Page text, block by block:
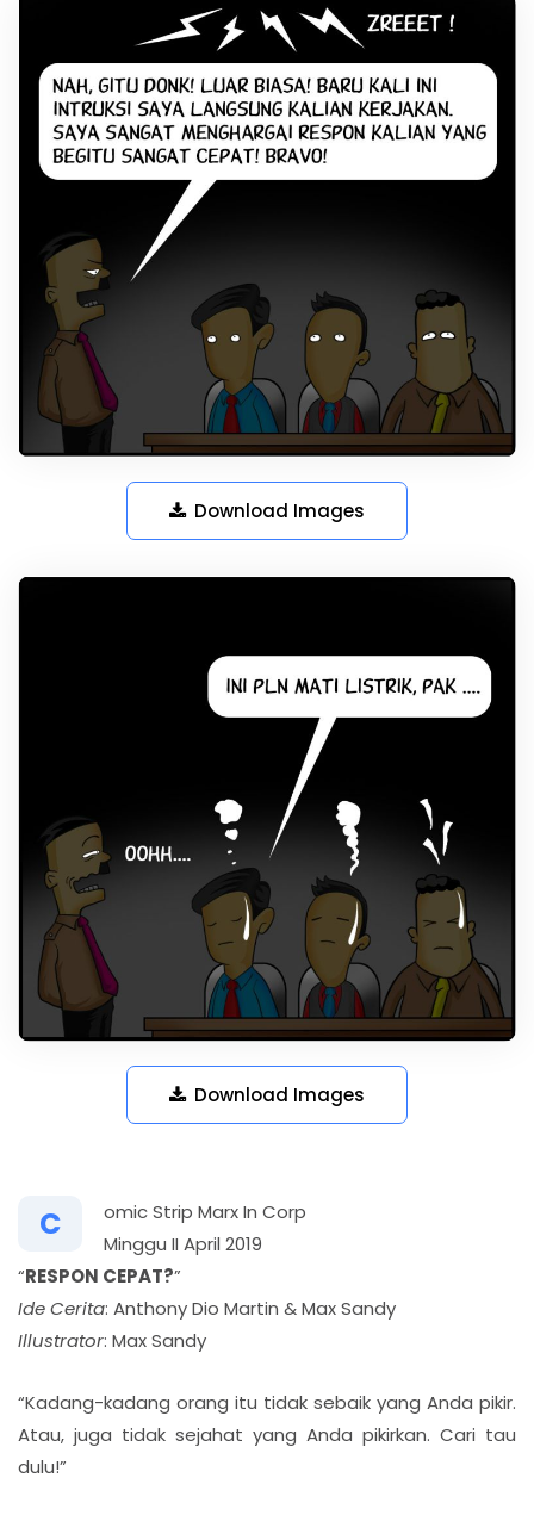
Download Images
Download Images
C
omic Strip Marx In Corp
Minggu II April 2019
“RESPON CEPAT?”
Ide Cerita: Anthony Dio Martin & Max Sandy
Illustrator: Max Sandy
“Kadang-kadang orang itu tidak sebaik yang Anda pikir.
Atau, juga tidak sejahat yang Anda pikirkan. Cari tau
dulu!”